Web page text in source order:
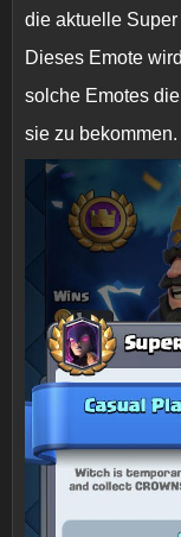
die aktuelle
Dieses Emote
solche Emotes
sie zu bekommen.